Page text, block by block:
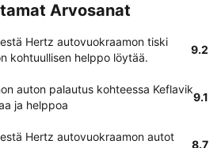
Arvosanat
Hertz autovuokraamon tiski
kohtuullisen helppo löytää.
9.2
auton palautus kohteessa Keflavik
ja helppoa
9.1
Hertz autovuokraamon autot
8.7